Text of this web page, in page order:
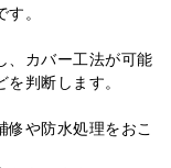
。
、カバー工法が可能
判断します。
や防水処理をおこ